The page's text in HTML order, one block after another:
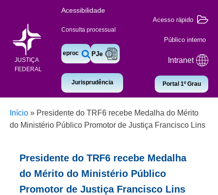
JUSTIÇA
FEDERAL
Acessibilidade
Consulta processual
eproc PJe
Jurisprudência
Acesso rápido
Público interno
Intranet
Portal 1º Grau
Início » Presidente do TRF6 recebe Medalha do Mérito
do Ministério Público Promotor de Justiça Francisco Lins
Presidente do TRF6 recebe Medalha
do Mérito do Ministério Público
Promotor de Justiça Francisco Lins